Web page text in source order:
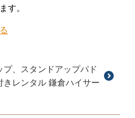
す。
プ、スタンドアップパド
きレンタル 鎌倉ハイサー